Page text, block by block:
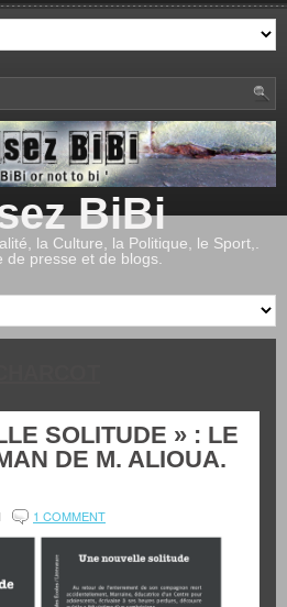
BiBi
la Culture, la Politique, le Sport,.
de presse et de blogs.
SOLITUDE » : LE
DE M. ALIOUA.
1 COMMENT